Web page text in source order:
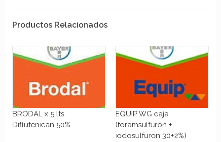
Productos Relacionados
BRODAL x 5 lts.
Diflufenican 50%
EQUIP WG caja
(foramsulfuron +
iodosulfuron 30+2%)